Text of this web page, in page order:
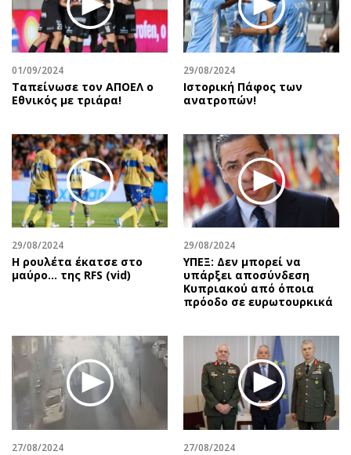
01/09/2024
Ταπείνωσε τον ΑΠΟΕΛ ο
Εθνικός με τριάρα!
29/08/2024
Ιστορική Πάφος των
ανατροπών!
29/08/2024
Η ρουλέτα έκατσε στο
μαύρο… της RFS (vid)
29/08/2024
ΥΠΕΞ: Δεν μπορεί να
υπάρξει αποσύνδεση
Κυπριακού από όποια
πρόοδο σε ευρωτουρκικά
27/08/2024 27/08/2024